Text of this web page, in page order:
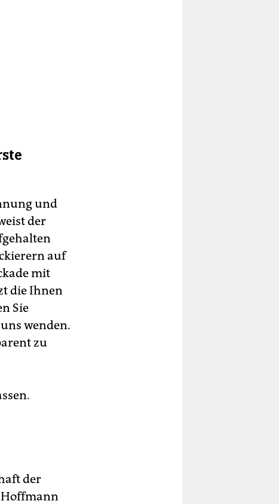
und
der
auf
mit
die Ihnen
Sie
wenden.
zu
der
Hoffmann